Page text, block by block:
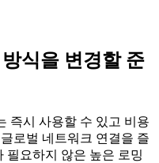
식을 변경할 준
즉시 사용할 수 있고 비용
로벌 네트워크 연결을 즐
필요하지 않은 높은 로밍